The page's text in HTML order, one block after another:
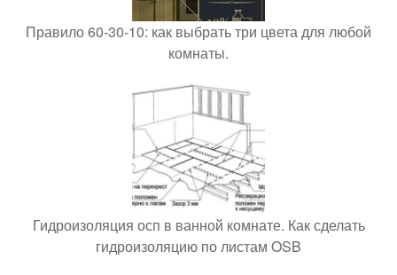
Правило 60-30-10: как выбрать три цвета для любой
комнаты.
Гидроизоляция осп в ванной комнате. Как сделать
гидроизоляцию по листам OSB